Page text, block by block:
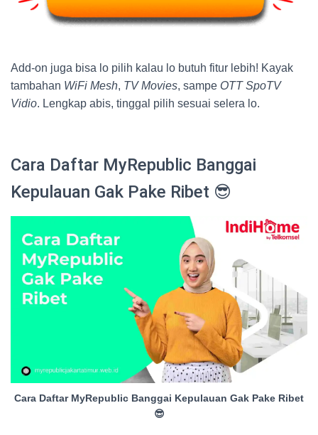
Add-on juga bisa lo pilih kalau lo butuh fitur lebih! Kayak
tambahan WiFi Mesh, TV Movies, sampe OTT SpoTV
Vidio. Lengkap abis, tinggal pilih sesuai selera lo.
Cara Daftar MyRepublic Banggai
Kepulauan Gak Pake Ribet 😎
Cara Daftar MyRepublic Banggai Kepulauan Gak Pake Ribet
😎